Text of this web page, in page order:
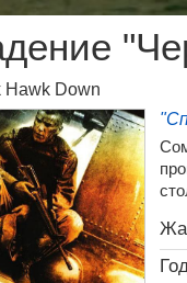
Hawk Down